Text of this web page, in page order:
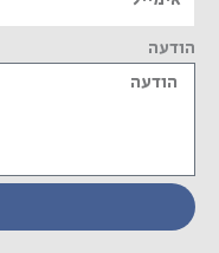
הודעה